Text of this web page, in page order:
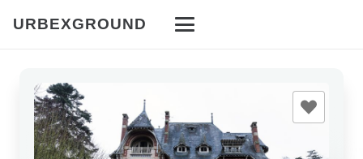
URBEXGROUND